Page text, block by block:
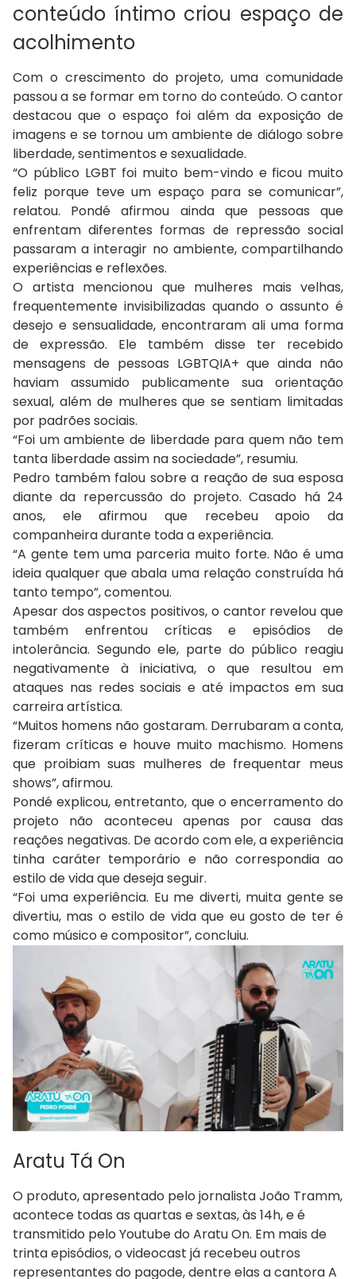
conteúdo íntimo criou espaço de
acolhimento
Com o crescimento do projeto, uma comunidade
passou a se formar em torno do conteúdo. O cantor
destacou que o espaço foi além da exposição de
imagens e se tornou um ambiente de diálogo sobre
liberdade, sentimentos e sexualidade.
“O público LGBT foi muito bem-vindo e ficou muito
feliz porque teve um espaço para se comunicar”,
relatou. Pondé afirmou ainda que pessoas que
enfrentam diferentes formas de repressão social
passaram a interagir no ambiente, compartilhando
experiências e reflexões.
O artista mencionou que mulheres mais velhas,
frequentemente invisibilizadas quando o assunto é
desejo e sensualidade, encontraram ali uma forma
de expressão. Ele também disse ter recebido
mensagens de pessoas LGBTQIA+ que ainda não
haviam assumido publicamente sua orientação
sexual, além de mulheres que se sentiam limitadas
por padrões sociais.
“Foi um ambiente de liberdade para quem não tem
tanta liberdade assim na sociedade”, resumiu.
Pedro também falou sobre a reação de sua esposa
diante da repercussão do projeto. Casado há 24
anos, ele afirmou que recebeu apoio da
companheira durante toda a experiência.
“A gente tem uma parceria muito forte. Não é uma
ideia qualquer que abala uma relação construída há
tanto tempo”, comentou.
Apesar dos aspectos positivos, o cantor revelou que
também enfrentou críticas e episódios de
intolerância. Segundo ele, parte do público reagiu
negativamente à iniciativa, o que resultou em
ataques nas redes sociais e até impactos em sua
carreira artística.
“Muitos homens não gostaram. Derrubaram a conta,
fizeram críticas e houve muito machismo. Homens
que proibiam suas mulheres de frequentar meus
shows”, afirmou.
Pondé explicou, entretanto, que o encerramento do
projeto não aconteceu apenas por causa das
reações negativas. De acordo com ele, a experiência
tinha caráter temporário e não correspondia ao
estilo de vida que deseja seguir.
“Foi uma experiência. Eu me diverti, muita gente se
divertiu, mas o estilo de vida que eu gosto de ter é
como músico e compositor”, concluiu.
Aratu Tá On
O produto, apresentado pelo jornalista João Tramm,
acontece todas as quartas e sextas, às 14h, e é
transmitido pelo Youtube do Aratu On. Em mais de
trinta episódios, o videocast já recebeu outros
representantes do pagode, dentre elas a cantora A